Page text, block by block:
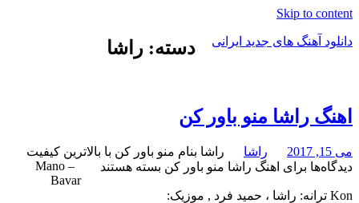
Skip to content
دانلود آهنگ های جدید ایرانی
آلبوم
موزیک
دسته: راشا
اهنگ راشا منو باور کن
می 15, 2017
راشا
دیدگاه‌ها برای اهنگ راشا منو باور کن بسته هستند
راشا بنام منو باور کن با بالاترین کیفیت
– Mano
Bavar
Kon ترانه: راشا ، حمید فرد , موزیک: